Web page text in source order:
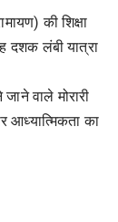
की शिक्षा
दशक लंबी यात्रा
वाले मोरारी
आध्यात्मिकता का